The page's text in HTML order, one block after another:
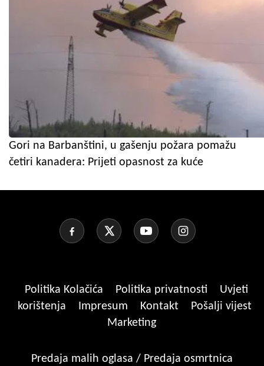
Gori na Barbanštini, u gašenju požara pomažu
četiri kanadera: Prijeti opasnost za kuće
Politika Kolačića Politika privatnosti
Uvjeti
korištenja
Impresum Kontakt
Pošalji vijest
Marketing
Predaja malih oglasa / Predaja osmrtnica